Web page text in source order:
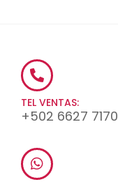
TEL VENTAS:
+502 6627 7170